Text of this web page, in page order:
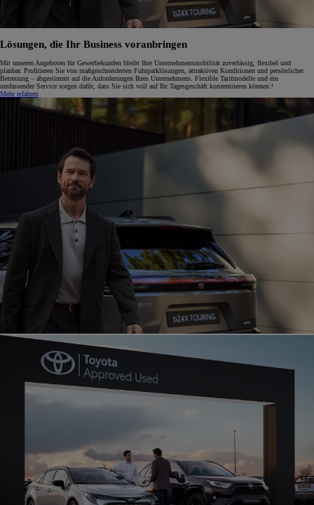
Lösungen, die Ihr Business voranbringen
Mit unseren Angeboten für Gewerbekunden bleibt Ihre Unternehmensmobilität zuverlässig, flexibel und
planbar. Profitieren Sie von maßgeschneiderten Fuhrparklösungen, attraktiven Konditionen und persönlicher
Betreuung – abgestimmt auf die Anforderungen Ihres Unternehmens. Flexible Tarifmodelle und ein
umfassender Service sorgen dafür, dass Sie sich voll auf Ihr Tagesgeschäft konzentrieren können.¹
Mehr erfahren